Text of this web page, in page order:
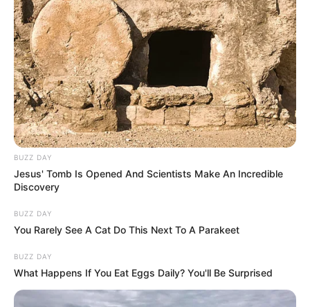
BUZZ DAY
Jesus' Tomb Is Opened And Scientists Make An Incredible
Discovery
BUZZ DAY
You Rarely See A Cat Do This Next To A Parakeet
BUZZ DAY
What Happens If You Eat Eggs Daily? You'll Be Surprised